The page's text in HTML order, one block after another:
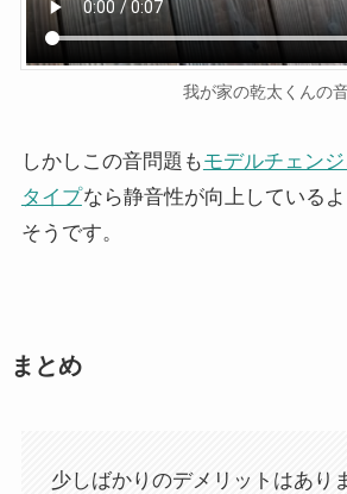
我が家の乾太くんの
しかしこの音問題もモデルチェン
タイプなら静音性が向上している
そうです。
まとめ
少しばかりのデメリットはあり